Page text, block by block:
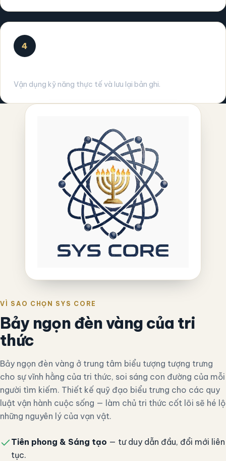
4
Vận dụng kỹ năng thực tế và lưu lại bản ghi.
VÌ SAO CHỌN SYS CORE
Bảy ngọn đèn vàng của tri
thức
Bảy ngọn đèn vàng ở trung tâm biểu tượng tượng trưng
cho sự vĩnh hằng của tri thức, soi sáng con đường của mỗi
người tìm kiếm. Thiết kế quỹ đạo biểu trưng cho các quy
luật vận hành cuộc sống — làm chủ tri thức cốt lõi sẽ hé lộ
những nguyên lý của vạn vật.
Tiên phong & Sáng tạo — tư duy dẫn đầu, đổi mới liên
tục.